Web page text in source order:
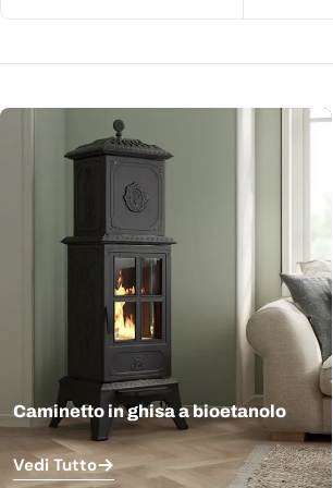
Caminetto in ghisa a bioetanolo
Vedi Tutto